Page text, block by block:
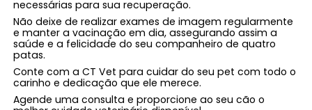
necessárias para sua recuperação.
Não deixe de realizar exames de imagem regularmente
e manter a vacinação em dia, assegurando assim a
saúde e a felicidade do seu companheiro de quatro
patas.
Conte com a CT Vet para cuidar do seu pet com todo o
carinho e dedicação que ele merece.
Agende uma consulta e proporcione ao seu cão o